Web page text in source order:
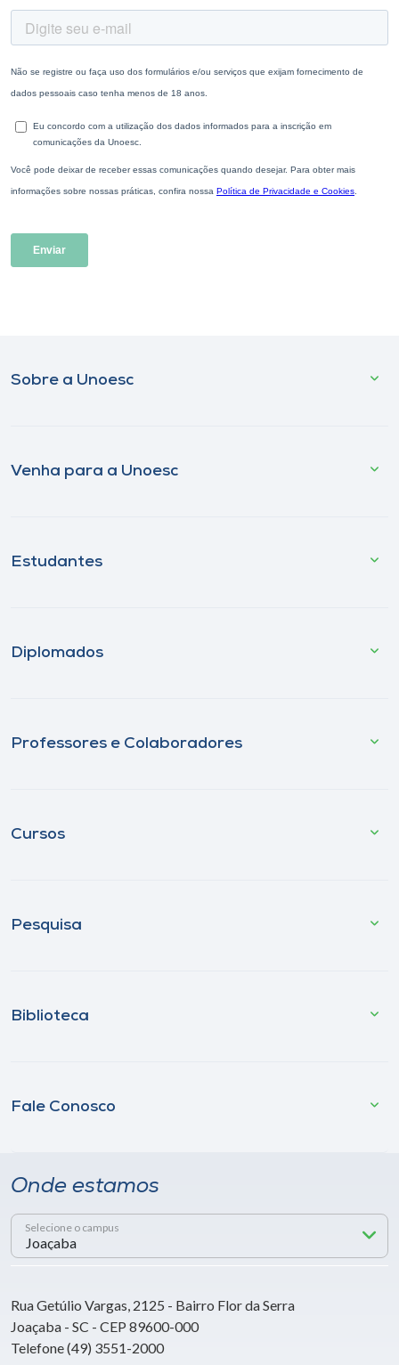
Sobre a Unoesc
Venha para a Unoesc
Estudantes
Diplomados
Professores e Colaboradores
Cursos
Pesquisa
Biblioteca
Fale Conosco
Onde estamos
Selecione o campus
Rua Getúlio Vargas, 2125 - Bairro Flor da Serra
Joaçaba - SC - CEP 89600-000
Telefone (49) 3551-2000